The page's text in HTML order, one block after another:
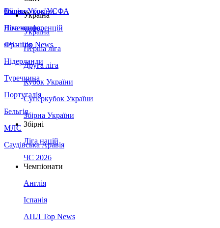
Збірна України
Італія
Німеччина
Франція
Нідерланди
Туреччина
Португалія
Бельгія
МЛС
Саудівська Аравія
Суперкубок УЄФА
Ліга конференцій
ЛЧ - Top News
Україна
Україна
Перша ліга
Друга ліга
Кубок України
Суперкубок України
Збірна України
Збірні
Ліга націй
ЧС 2026
Чемпіонати
Англія
Іспанія
АПЛ Top News